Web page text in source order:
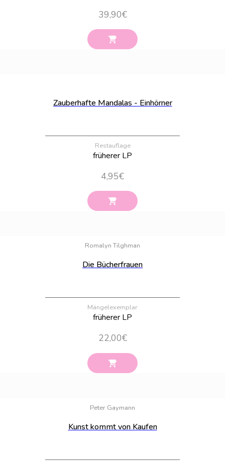
39,90€
Zauberhafte Mandalas - Einhörner
Restauflage
früherer LP
4,95€
Romalyn Tilghman
Die Bücherfrauen
Mängelexemplar
früherer LP
22,00€
Peter Gaymann
Kunst kommt von Kaufen